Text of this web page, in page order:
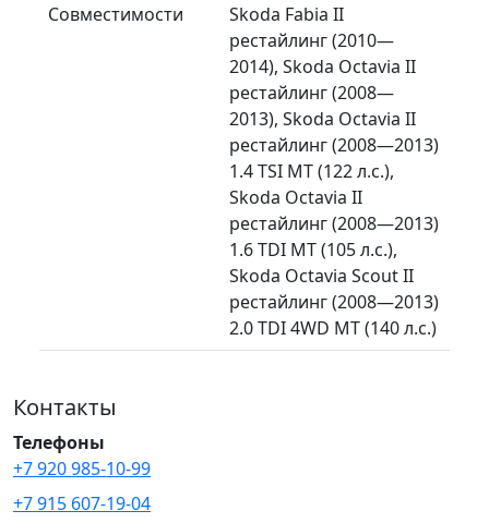
Совместимости
Skoda Fabia II
рестайлинг (2010—
2014), Skoda Octavia II
рестайлинг (2008—
2013), Skoda Octavia II
рестайлинг (2008—2013)
1.4 TSI MT (122 л.с.),
Skoda Octavia II
рестайлинг (2008—2013)
1.6 TDI MT (105 л.с.),
Skoda Octavia Scout II
рестайлинг (2008—2013)
2.0 TDI 4WD MT (140 л.с.)
Контакты
Телефоны
+7 920 985-10-99
+7 915 607-19-04